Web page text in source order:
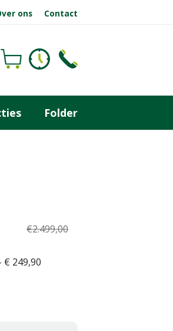
ons Contact
Folder
€2.499,00
€ 249,90